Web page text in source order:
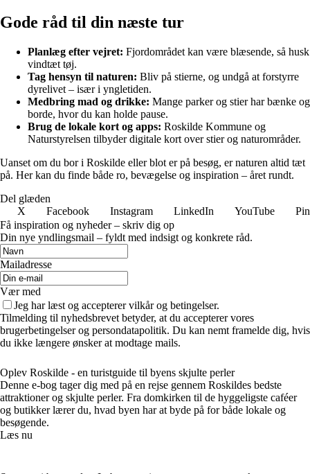
Gode råd til din næste tur
Planlæg efter vejret: Fjordområdet kan være blæsende, så husk
vindtæt tøj.
Tag hensyn til naturen: Bliv på stierne, og undgå at forstyrre
dyrelivet – især i yngletiden.
Medbring mad og drikke: Mange parker og stier har bænke og
borde, hvor du kan holde pause.
Brug de lokale kort og apps: Roskilde Kommune og
Naturstyrelsen tilbyder digitale kort over stier og naturområder.
Uanset om du bor i Roskilde eller blot er på besøg, er naturen altid tæt
på. Her kan du finde både ro, bevægelse og inspiration – året rundt.
Del glæden
X
Facebook Instagram LinkedIn YouTube
Få inspiration og nyheder – skriv dig op
Din nye yndlingsmail – fyldt med indsigt og konkrete råd.
Mailadresse
Vær med
Jeg har læst og accepterer vilkår og betingelser.
Tilmelding til nyhedsbrevet betyder, at du accepterer vores
brugerbetingelser og persondatapolitik. Du kan nemt framelde dig, hvis
du ikke længere ønsker at modtage mails.
Oplev Roskilde - en turistguide til byens skjulte perler
Denne e-bog tager dig med på en rejse gennem Roskildes bedste
attraktioner og skjulte perler. Fra domkirken til de hyggeligste caféer
og butikker lærer du, hvad byen har at byde på for både lokale og
besøgende.
Læs nu